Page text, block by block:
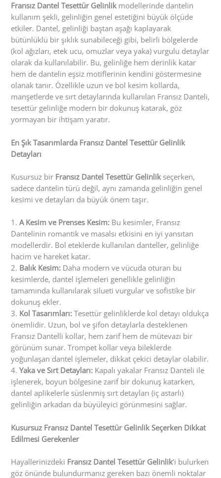
Fransız Dantel Tesettür Gelinlikmodellerinde dantelin
kullanım şekli, gelinliğin genel estetiğini büyük ölçüde
etkiler. Dantel, gelinliği baştan aşağı kaplayarak
bütünlüklü bir şıklık sunabileceği gibi, belirli bölgelerde
(kol ağızları, etek ucu, omuzlar veya yaka) vurgulu detaylar
olarak da kullanılabilir. Bu, gelinliğe hem derinlik katar
hem de dantelin eşsiz motiflerinin kendini göstermesine
olanak tanır. Özellikle uzun ve bol kesim kollarda,
manşetlerde ve sırt detaylarında kullanılan Fransız Danteli,
tesettür gelinliğe modern bir dokunuş katarak, göz
yormayan bir ihtişam yaratır.
En Şık Tasarımlarda Fransız Dantel Tesettür Gelinlik
Detayları
Kusursuz bir Fransız Dantel Tesettür Gelinlik seçerken,
sadece dantelin türü değil, aynı zamanda gelinliğin genel
kesimi ve detayları da büyük önem taşır.
1.A Kesim ve Prenses Kesim: Bu kesimler, Fransız
Dantelinin romantik ve masalsı etkisini en iyi yansıtan
modellerdir. Bol eteklerde kullanılan danteller, gelinliğe
hacim ve hareket katar.
2. Balık Kesim: Daha modern ve vücuda oturan bu
kesimlerde, dantel işlemeleri genellikle gelinliğin
tamamında kullanılarak silueti vurgular ve sofistike bir
dokunuş ekler.
3. Kol Tasarımları: Tesettür gelinliklerde kol detayı oldukça
önemlidir. Uzun, bol ve şifon detaylarla desteklenen
Fransız Dantelli kollar, hem zarif hem de mütevazı bir
görünüm sunar. Trompet kollar veya bileklerde
yoğunlaşan dantel işlemeler, dikkat çekici detaylar olabilir.
4.Yaka ve Sırt Detayları: Kapalı yakalar Fransız Danteli ile
işlenerek, boyun bölgesine zarif bir dokunuş katarken,
dantel aplikelerle süslenmiş sırt detayları (iç astarlı)
gelinliğin arkadan da büyüleyici görünmesini sağlar.
Kusursuz Fransız Dantel Tesettür Gelinlik Seçerken Dikkat
Edilmesi Gerekenler
Hayallerinizdeki Fransız Dantel Tesettür Gelinlik‘i bulurken
göz önünde bulundurmanız gereken bazı önemli noktalar